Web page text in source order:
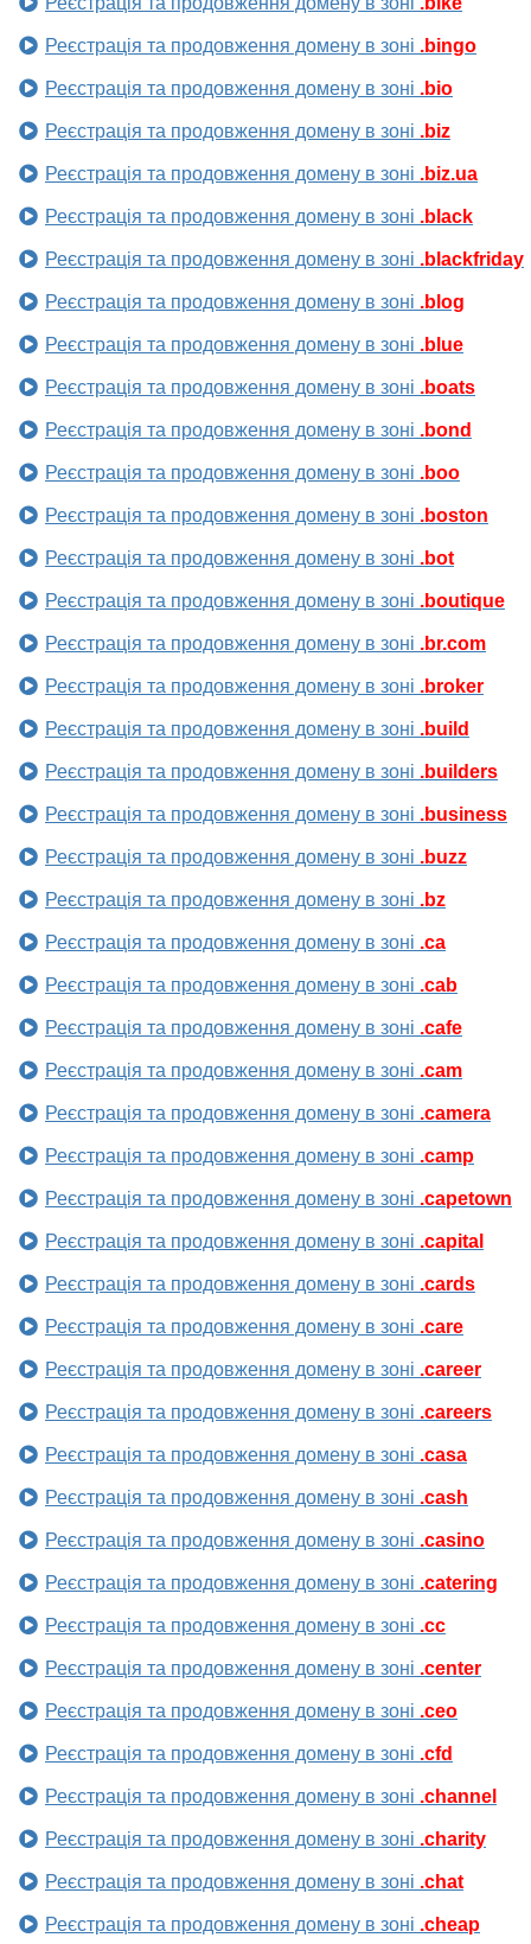
Реєстрація та продовження домену в зоні .bingo
Реєстрація та продовження домену в зоні .bio
Реєстрація та продовження домену в зоні .biz
Реєстрація та продовження домену в зоні .biz.ua
Реєстрація та продовження домену в зоні .black
Реєстрація та продовження домену в зоні .blackfriday
Реєстрація та продовження домену в зоні .blog
Реєстрація та продовження домену в зоні .blue
Реєстрація та продовження домену в зоні .boats
Реєстрація та продовження домену в зоні .bond
Реєстрація та продовження домену в зоні .boo
Реєстрація та продовження домену в зоні .boston
Реєстрація та продовження домену в зоні .bot
Реєстрація та продовження домену в зоні .boutique
Реєстрація та продовження домену в зоні .br.com
Реєстрація та продовження домену в зоні .broker
Реєстрація та продовження домену в зоні .build
Реєстрація та продовження домену в зоні .builders
Реєстрація та продовження домену в зоні .business
Реєстрація та продовження домену в зоні .buzz
Реєстрація та продовження домену в зоні .bz
Реєстрація та продовження домену в зоні .ca
Реєстрація та продовження домену в зоні .cab
Реєстрація та продовження домену в зоні .cafe
Реєстрація та продовження домену в зоні .cam
Реєстрація та продовження домену в зоні .camera
Реєстрація та продовження домену в зоні .camp
Реєстрація та продовження домену в зоні .capetown
Реєстрація та продовження домену в зоні .capital
Реєстрація та продовження домену в зоні .cards
Реєстрація та продовження домену в зоні .care
Реєстрація та продовження домену в зоні .career
Реєстрація та продовження домену в зоні .careers
Реєстрація та продовження домену в зоні .casa
Реєстрація та продовження домену в зоні .cash
Реєстрація та продовження домену в зоні .casino
Реєстрація та продовження домену в зоні .catering
Реєстрація та продовження домену в зоні .cc
Реєстрація та продовження домену в зоні .center
Реєстрація та продовження домену в зоні .ceo
Реєстрація та продовження домену в зоні .cfd
Реєстрація та продовження домену в зоні .channel
Реєстрація та продовження домену в зоні .charity
Реєстрація та продовження домену в зоні .chat
Реєстрація та продовження домену в зоні .cheap